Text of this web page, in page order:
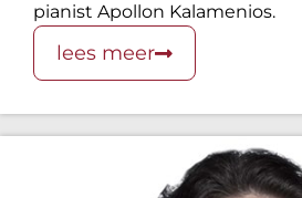
pianist Apollon Kalamenios.
lees meer